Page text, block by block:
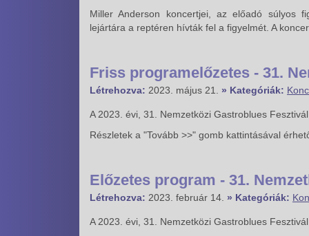
Miller Anderson koncertjei, az előadó súlyos
lejártára a reptéren hívták fel a figyelmét. A
Friss programelőzetes - 31.
Létrehozva: 2023. május 21. » Kategóriák:
A 2023. évi, 31. Nemzetközi Gastroblues
Részletek a "Tovább >>" gomb kattintásával
Előzetes program - 31.
Létrehozva: 2023. február 14. » Kategóriák:
A 2023. évi, 31. Nemzetközi Gastroblues